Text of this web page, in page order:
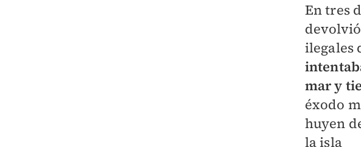
En tres
ilegales
mar y
éxodo
huyen
la isla